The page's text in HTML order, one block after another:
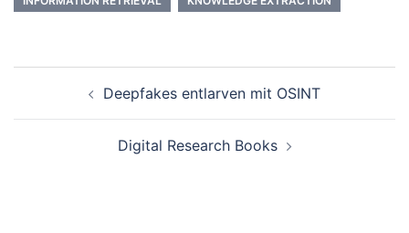
NavigationDeepfakes entlarven mit OSINT
Digital Research Books